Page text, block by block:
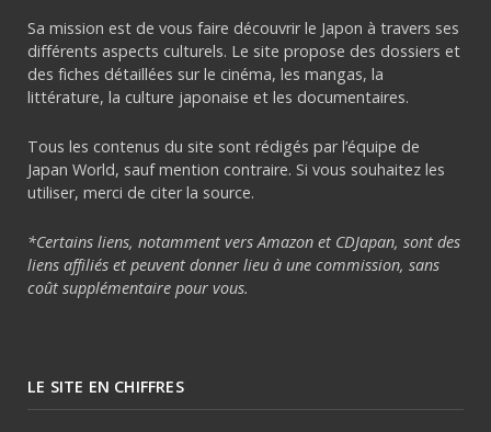
Sa mission est de vous faire découvrir le Japon à travers ses
différents aspects culturels. Le site propose des dossiers et
des fiches détaillées sur le cinéma, les mangas, la
littérature, la culture japonaise et les documentaires.
Tous les contenus du site sont rédigés par l’équipe de
Japan World, sauf mention contraire. Si vous souhaitez les
utiliser, merci de citer la source.
*Certains liens, notamment vers Amazon et CDJapan, sont des
liens affiliés et peuvent donner lieu à une commission, sans
coût supplémentaire pour vous.
LE SITE EN CHIFFRES